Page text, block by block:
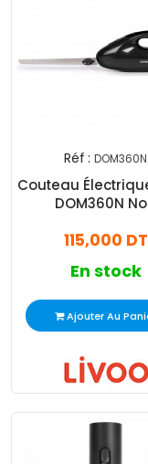
Réf : DOM360N
Couteau
DOM360N
115,000 DT
En stock
Ajouter Au